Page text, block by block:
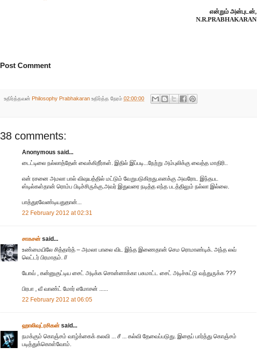
என்றும் அன்புடன்,
N.R.PRABHAKARAN
Post Comment
உதிர்த்தவன் Philosophy Prabhakaran உதிர்த்த நேரம் 02:00:00
38 comments:
Anonymous said...
டைட்டிலை நல்லாத்தேன் வைக்கிறீர்கள். இதில் இப்படி...நேற்று அம்புலிக்கு வைத்த மாதிரி..
என் ரசனை அமலா பால் விஷயத்தில் மட்டும் வேறுபடுகிறது.எனக்கு அவரோட இந்தபட
ஸ்டில்கள்தான் ரொம்ப பிடிச்சிருக்கு.அவர் இதுவரை நடித்த எந்த படத்திலும் நல்லா இல்லை.
பாத்துரவேண்டியதுதான்...
22 February 2012 at 02:31
சாகசன் said...
உண்மையிலே சித்தார்த் – அமலா பாலை விட இந்த இணைதான் செம ரொமாண்டிக். அந்த லவ்
லெட்டர் பிரமாதம். //
யோவ் , கன்னுகுட்டிய சைட் அடிக்க சொன்னாக்கா பசுமாட்ட சைட் அடிச்சுட்டு வந்துருக்க ???
பிரபா , வீ வாண்ட் மோர் எமோசன் ......
22 February 2012 at 06:05
ஹாலிவுட்ரசிகன் said...
நமக்கும் கொஞ்சம் வாழ்க்கைக் கலவி ... சீ ... கல்வி தேவைப்படுது. இதைப் பார்த்து கொஞ்சம்
படித்துக்கொள்வோம்.